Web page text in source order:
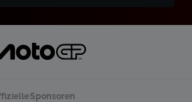
Sponsoren